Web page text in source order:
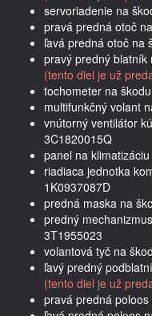
servoriadenie na
pravá predná otoč
ľavá predná otoč na
pravý predný blatník
(tento diel je už
tochometer na
multifunkčný volant
vnútorný ventilátor
3C1820015Q
panel na
riadiaca jednotka
1K0937087D
predná maska na
predný
3T1955023
volantová tyč na
ľavý predný
(tento diel je už
pravá predná